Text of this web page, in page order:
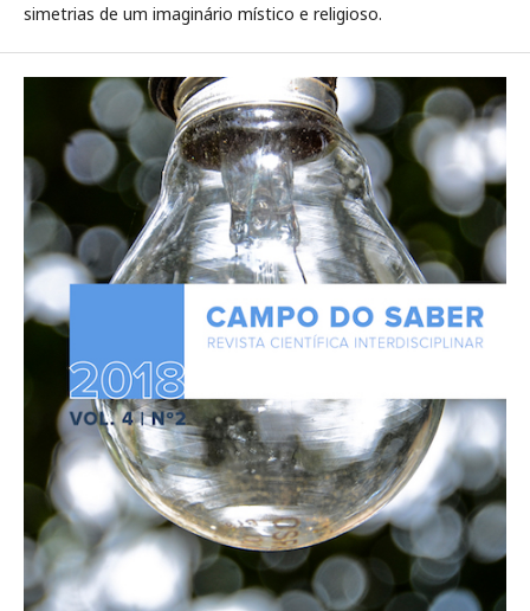
simetrias de um imaginário místico e religioso.